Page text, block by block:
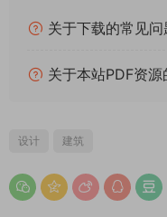
关于下载的常见
关于本站PDF资
设计 建筑